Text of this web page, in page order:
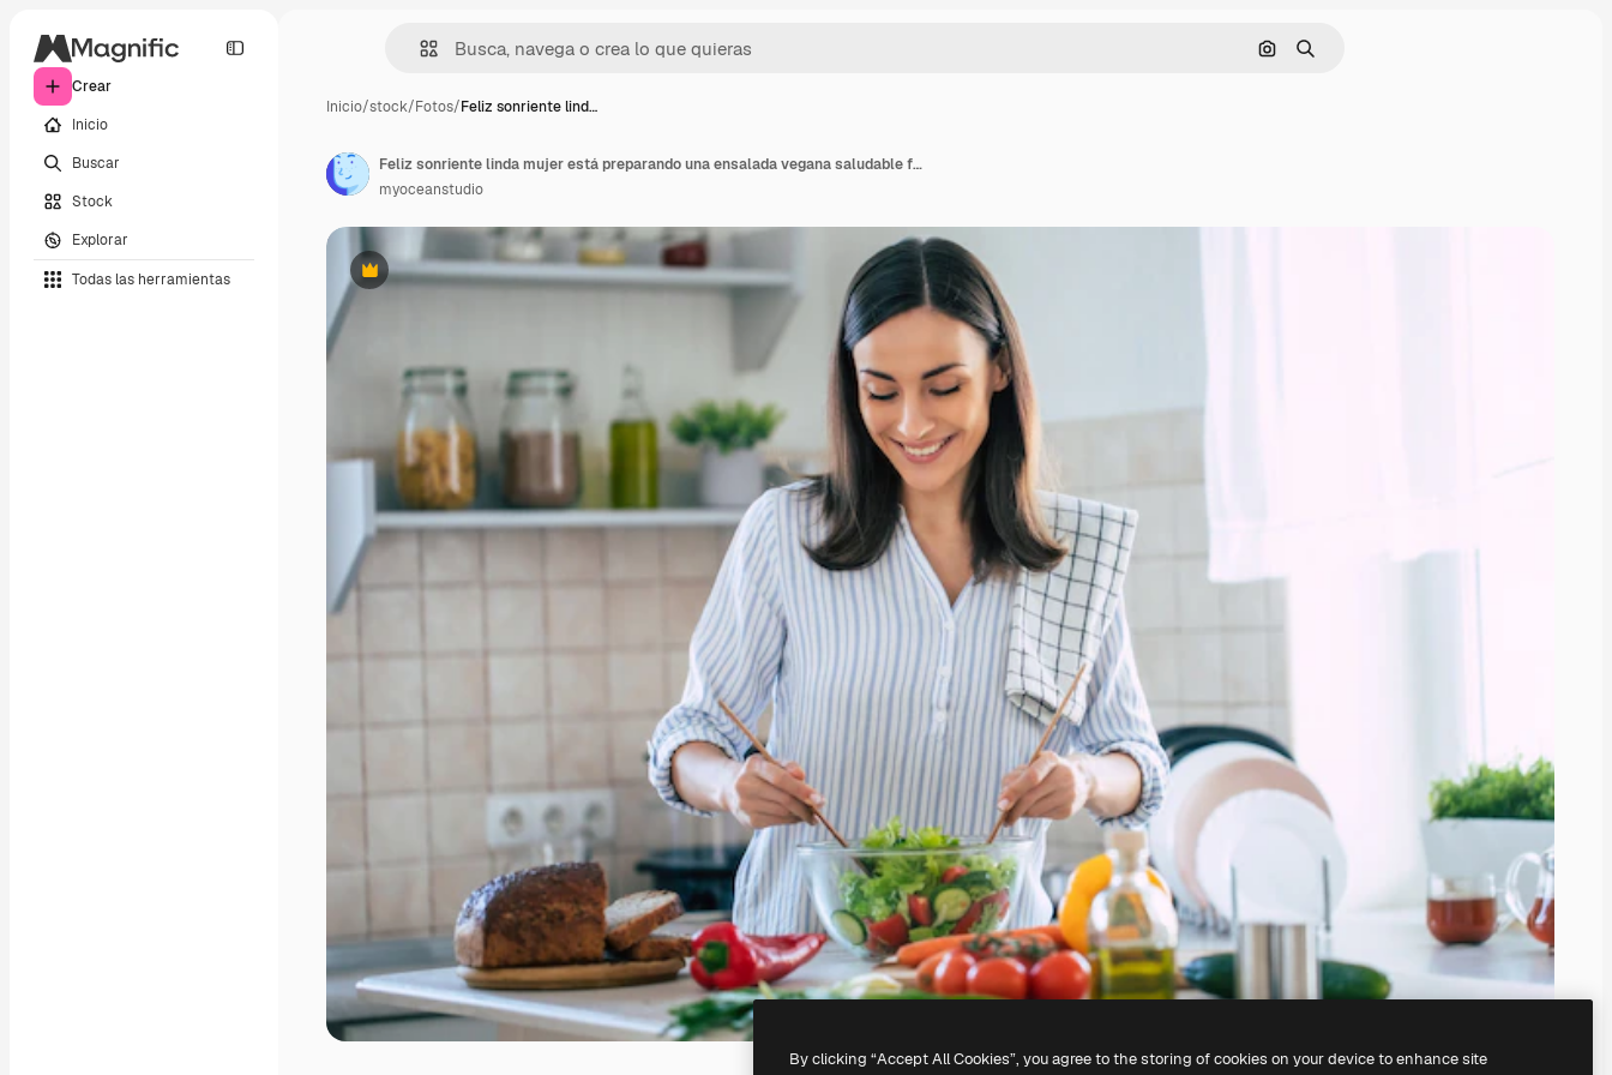
Crear
Inicio
Buscar
Stock
Explorar
Todas las herramientas
Buscar por imagen
Buscar
Inicio/stock/Fotos/Feliz sonriente lind…
Premium
Feliz sonriente linda mujer está preparando una ensalada vegana saludable fresca con muchas verduras en la cocina de casa y está probando una nueva receta
myoceanstudio
By clicking “Accept All Cookies”, you agree to the storing of cookies on your device to enhance site